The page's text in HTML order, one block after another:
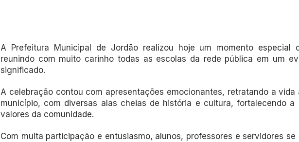
A Prefeitura Municipal de Jordão realizou hoje um momento especial
reunindo com muito carinho todas as escolas da rede pública em um
significado.
A celebração contou com apresentações emocionantes, retratando a vida
município, com diversas alas cheias de história e cultura, fortalecendo a
valores da comunidade.
Com muita participação e entusiasmo, alunos, professores e servidores se